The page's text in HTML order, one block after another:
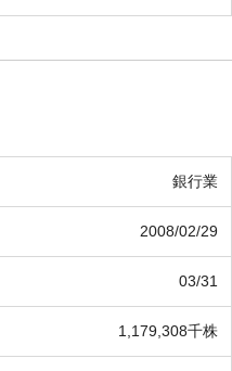
銀行業
2008/02/29
03/31
1,179,308千株